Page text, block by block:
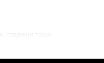
стадіони тощо